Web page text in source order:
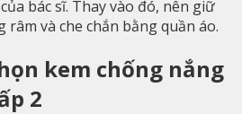
bác sĩ. Thay vào đó, nên giữ
và che chắn bằng quần áo.
kem chống nắng
2